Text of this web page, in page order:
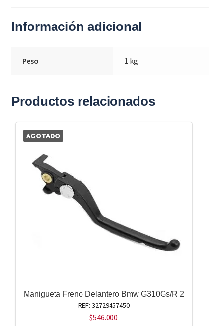
Información adicional
Peso 1 kg
Productos relacionados
AGOTADO
Manigueta Freno Delantero Bmw G310Gs/R 2
REF: 32729457450
$546.000